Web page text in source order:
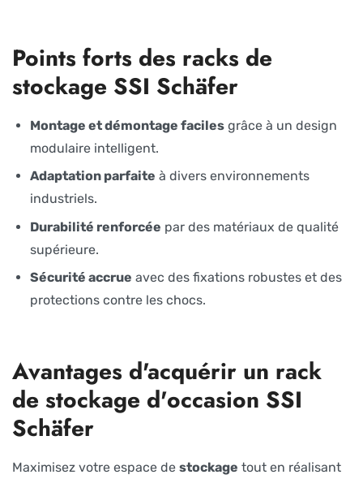
Points forts des racks de
stockage SSI Schäfer
Montage et démontage faciles grâce à un design
modulaire intelligent.
Adaptation parfaite à divers environnements
industriels.
Durabilité renforcée par des matériaux de qualité
supérieure.
Sécurité accrue avec des fixations robustes et des
protections contre les chocs.
Avantages d'acquérir un rack
de stockage d'occasion SSI
Schäfer
Maximisez votre espace de stockage tout en réalisant